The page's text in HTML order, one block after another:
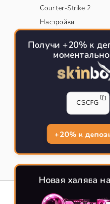
Counter-Strike 2
Настройки
Тактики
Конфиг для
Как сохранить свой
Инста смоки на
Рабочий бинд на
Получи +20% к
CSCFG
+20% к
Новая халява